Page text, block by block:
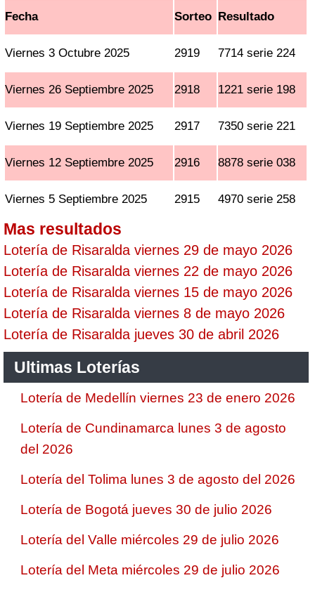
Fecha Sorteo Resultado
Viernes 3 Octubre 2025 2919 7714 serie 224
Viernes 26 Septiembre 2025 2918 1221 serie 198
Viernes 19 Septiembre 2025 2917 7350 serie 221
Viernes 12 Septiembre 2025 2916 8878 serie 038
Viernes 5 Septiembre 2025 2915 4970 serie 258
Mas resultados
Lotería de Risaralda viernes 29 de mayo 2026
Lotería de Risaralda viernes 22 de mayo 2026
Lotería de Risaralda viernes 15 de mayo 2026
Lotería de Risaralda viernes 8 de mayo 2026
Lotería de Risaralda jueves 30 de abril 2026
Ultimas Loterías
Lotería de Medellín viernes 23 de enero 2026
Lotería de Cundinamarca lunes 3 de agosto
del 2026
Lotería del Tolima lunes 3 de agosto del 2026
Lotería de Bogotá jueves 30 de julio 2026
Lotería del Valle miércoles 29 de julio 2026
Lotería del Meta miércoles 29 de julio 2026